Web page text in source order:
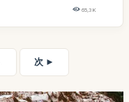
65,3K
次 ►